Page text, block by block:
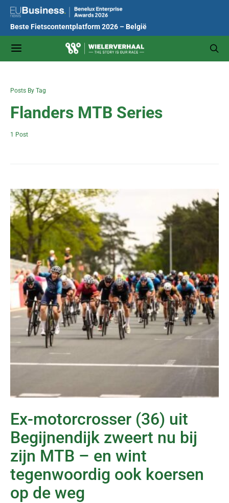
Beste Fietscontentplatform 2026 – België
Posts By Tag
Flanders MTB Series
1 Post
Ex-motorcrosser (36) uit
Begijnendijk zweert nu bij
zijn MTB – en wint
tegenwoordig ook koersen
op de weg